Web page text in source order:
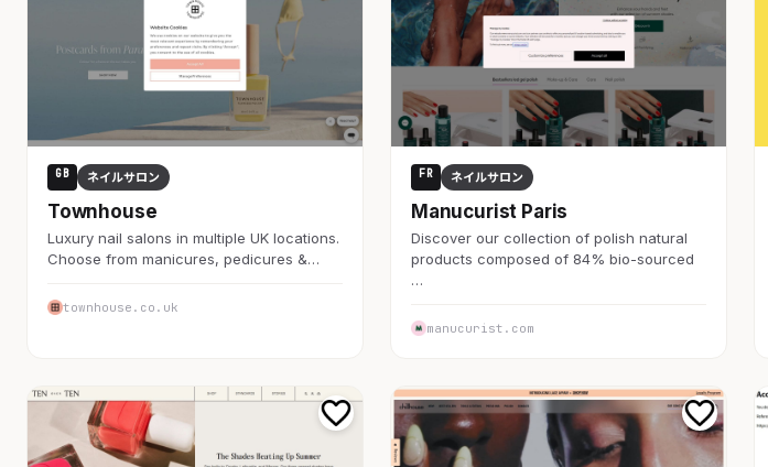
GB ネイルサロン
Townhouse
Luxury nail salons in multiple UK locations.
Choose from manicures, pedicures &…
townhouse.co.uk
FR ネイルサロン
Manucurist Paris
Discover our collection of polish natural
products composed of 84% bio-sourced
…
manucurist.com